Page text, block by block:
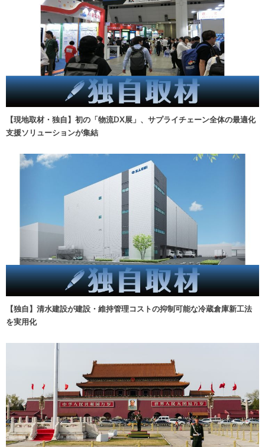
【現地取材・独自】初の「物流DX展」、サプライチェーン全体の最適化
支援ソリューションが集結
【独自】清水建設が建設・維持管理コストの抑制可能な冷蔵倉庫新工法
を実用化